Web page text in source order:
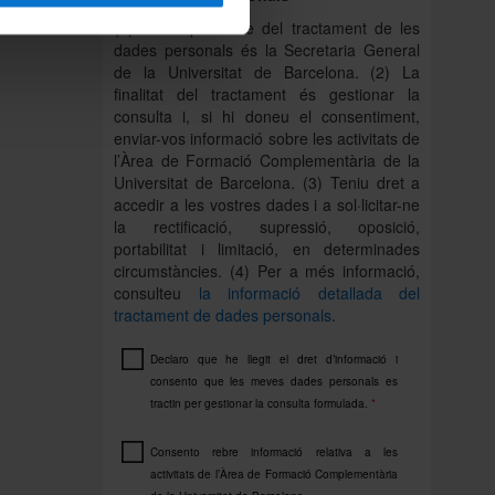
(1) La responsable del tractament de les
dades personals és la Secretaria General
de la Universitat de Barcelona. (2) La
finalitat del tractament és gestionar la
consulta i, si hi doneu el consentiment,
enviar-vos informació sobre les activitats de
l’Àrea de Formació Complementària de la
Universitat de Barcelona. (3) Teniu dret a
accedir a les vostres dades i a sol·licitar-ne
la rectificació, supressió, oposició,
portabilitat i limitació, en determinades
circumstàncies. (4) Per a més informació,
consulteu la informació detallada del
tractament de dades personals
Declaro que he llegit el dret d’informació i
consento que les meves dades personals es
tractin per gestionar la consulta formulada. *
Consento rebre informació relativa a les
activitats de l’Àrea de Formació Complementària